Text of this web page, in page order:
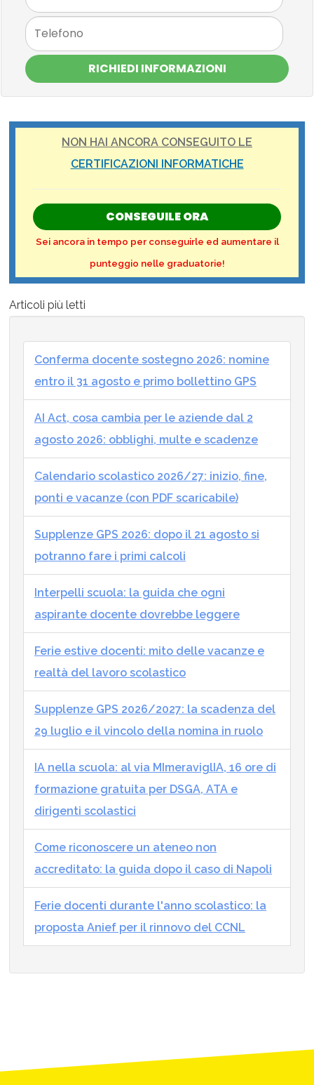
RICHIEDI INFORMAZIONI
NON HAI ANCORA CONSEGUITO LE
CERTIFICAZIONI INFORMATICHE
CONSEGUILE ORA
Sei ancora in tempo per conseguirle ed aumentare il
punteggio nelle graduatorie!
Articoli più letti
Conferma docente sostegno 2026: nomine
entro il 31 agosto e primo bollettino GPS
AI Act, cosa cambia per le aziende dal 2
agosto 2026: obblighi, multe e scadenze
Calendario scolastico 2026/27: inizio, fine,
ponti e vacanze (con PDF scaricabile)
Supplenze GPS 2026: dopo il 21 agosto si
potranno fare i primi calcoli
Interpelli scuola: la guida che ogni
aspirante docente dovrebbe leggere
Ferie estive docenti: mito delle vacanze e
realtà del lavoro scolastico
Supplenze GPS 2026/2027: la scadenza del
29 luglio e il vincolo della nomina in ruolo
IA nella scuola: al via MImeraviglIA, 16 ore di
formazione gratuita per DSGA, ATA e
dirigenti scolastici
Come riconoscere un ateneo non
accreditato: la guida dopo il caso di Napoli
Ferie docenti durante l'anno scolastico: la
proposta Anief per il rinnovo del CCNL